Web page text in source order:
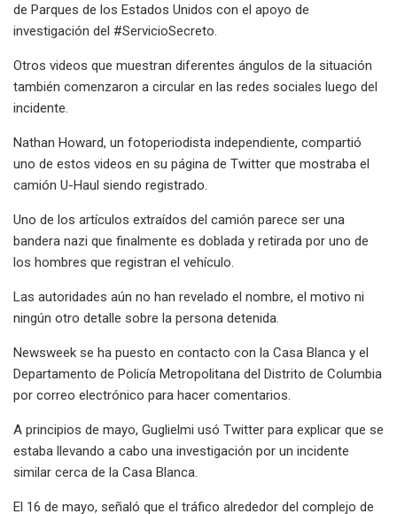
de Parques de los Estados Unidos con el apoyo de
investigación del #ServicioSecreto.
Otros videos que muestran diferentes ángulos de la situación
también comenzaron a circular en las redes sociales luego del
incidente.
Nathan Howard, un fotoperiodista independiente, compartió
uno de estos videos en su página de Twitter que mostraba el
camión U-Haul siendo registrado.
Uno de los artículos extraídos del camión parece ser una
bandera nazi que finalmente es doblada y retirada por uno de
los hombres que registran el vehículo.
Las autoridades aún no han revelado el nombre, el motivo ni
ningún otro detalle sobre la persona detenida.
Newsweek se ha puesto en contacto con la Casa Blanca y el
Departamento de Policía Metropolitana del Distrito de Columbia
por correo electrónico para hacer comentarios.
A principios de mayo, Guglielmi usó Twitter para explicar que se
estaba llevando a cabo una investigación por un incidente
similar cerca de la Casa Blanca.
El 16 de mayo, señaló que el tráfico alrededor del complejo de